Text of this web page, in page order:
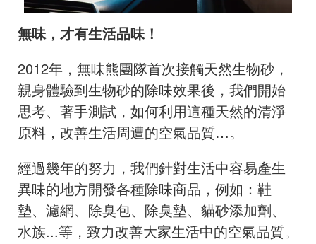
無味，才有生活品味！
2012年，無味熊團隊首次接觸天然生物砂，
親身體驗到生物砂的除味效果後，我們開始
思考、著手測試，如何利用這種天然的清淨
原料，改善生活周遭的空氣品質…。
經過幾年的努力，我們針對生活中容易產生
異味的地方開發各種除味商品，例如：鞋
墊、濾網、除臭包、除臭墊、貓砂添加劑、
水族...等，致力改善大家生活中的空氣品質。